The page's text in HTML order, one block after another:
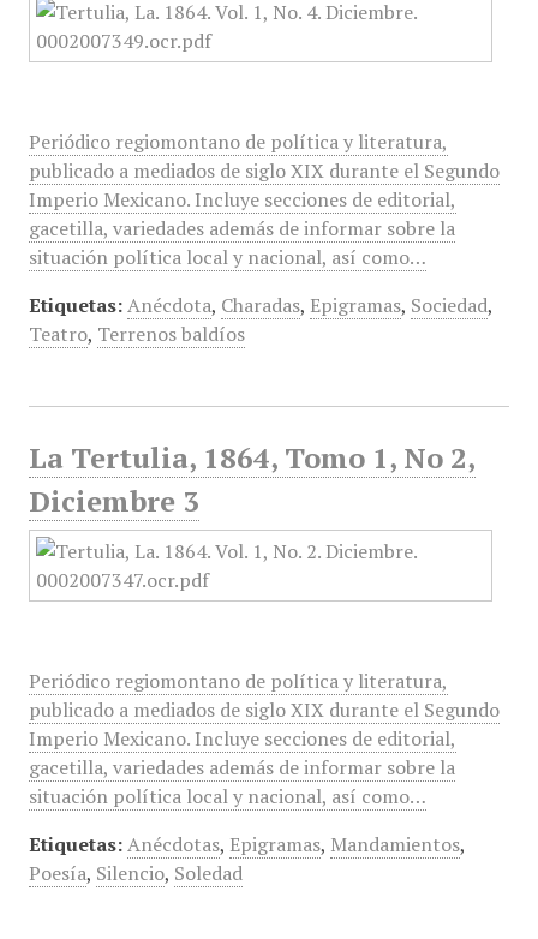
Periódico regiomontano de política y literatura,
publicado a mediados de siglo XIX durante el Segundo
Imperio Mexicano. Incluye secciones de editorial,
gacetilla, variedades además de informar sobre la
situación política local y nacional, así como…
Etiquetas: Anécdota, Charadas, Epigramas, Sociedad,
Teatro, Terrenos baldíos
La Tertulia, 1864, Tomo 1, No 2,
Diciembre 3
Periódico regiomontano de política y literatura,
publicado a mediados de siglo XIX durante el Segundo
Imperio Mexicano. Incluye secciones de editorial,
gacetilla, variedades además de informar sobre la
situación política local y nacional, así como…
Etiquetas: Anécdotas, Epigramas, Mandamientos,
Poesía, Silencio, Soledad